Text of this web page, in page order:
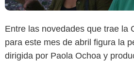
Entre las novedades que trae la
para este mes de abril figura la
dirigida por Paola Ochoa y